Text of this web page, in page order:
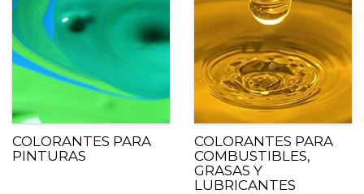
COLORANTES PARA
PINTURAS
COLORANTES PARA
COMBUSTIBLES,
GRASAS Y
LUBRICANTES